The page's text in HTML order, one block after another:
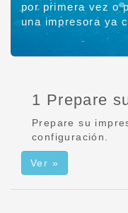
por primera vez o
una impresora ya
1 Prepare
Prepare su
configuración.
Ver »